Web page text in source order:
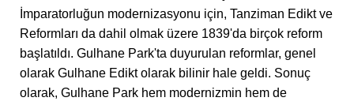
İmparatorluğun modernizasyonu için, Tanziman Edikt ve
Reformları da dahil olmak üzere 1839'da birçok reform
başlatıldı. Gulhane Park'ta duyurulan reformlar, genel
olarak Gulhane Edikt olarak bilinir hale geldi. Sonuç
olarak, Gulhane Park hem modernizmin hem de